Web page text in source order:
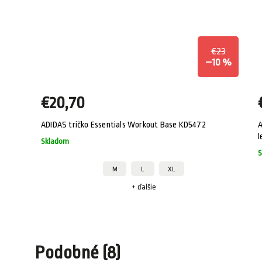
€23
–10 %
ADIDAS tričko Essentials Workout Base KD5472
Skladom
€20,70
M L XL
+ ďalšie
Podobné (8)